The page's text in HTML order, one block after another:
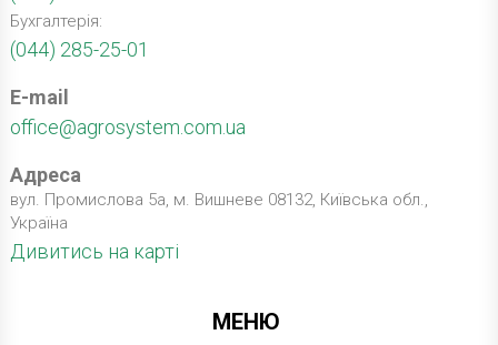
Бухгалтерія:
(044) 285-25-01
E-mail
office@agrosystem.com.ua
Адреса
вул. Промислова 5а, м. Вишневе 08132, Київська обл.,
Україна
Дивитись на карті
МЕНЮ